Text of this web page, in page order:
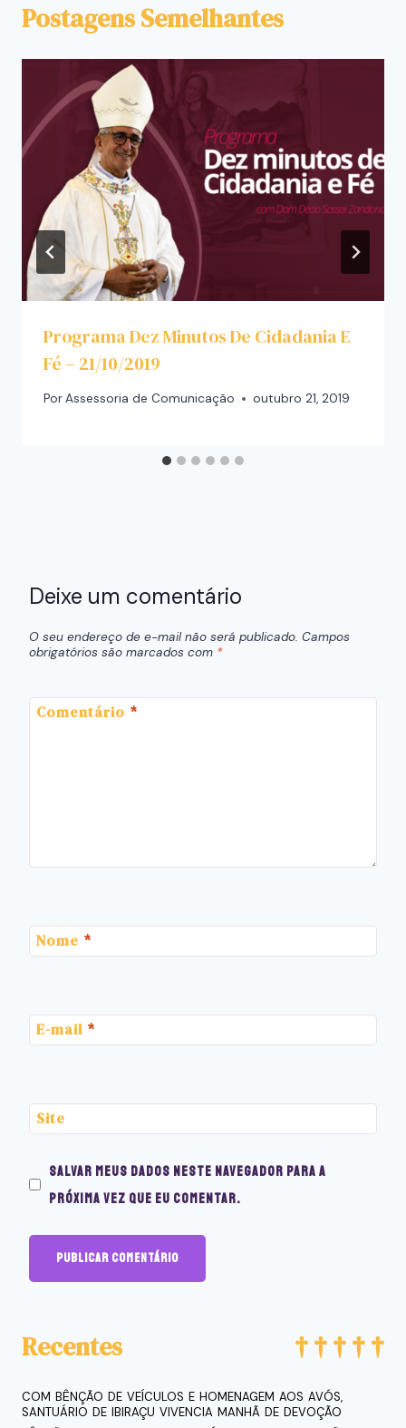
Postagens Semelhantes
Programa Dez Minutos De Cidadania E
Fé – 21/10/2019
PorAssessoria de Comunicação outubro 21, 2019
Deixe um comentário
O seu endereço de e-mail não será publicado. Campos
obrigatórios são marcados com *
Comentário *
Nome *
E-mail *
Site
Salvar meus dados neste navegador para a
próxima vez que eu comentar.
Recentes
COM BÊNÇÃO DE VEÍCULOS E HOMENAGEM AOS AVÓS,
SANTUÁRIO DE IBIRAÇU VIVENCIA MANHÃ DE DEVOÇÃO